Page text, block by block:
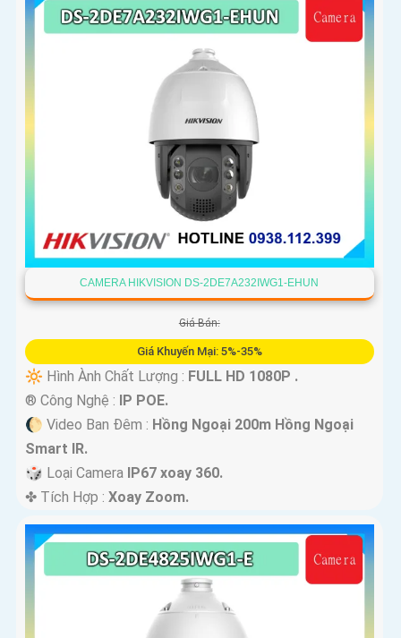
CAMERA HIKVISION DS-2DE7A232IWG1-EHUN
Giá Bán:
Giá Khuyến Mại: 5%-35%
🔆 Hình Ành Chất Lượng : FULL HD 1080P .
®️ Công Nghệ : IP POE.
🌔 Video Ban Đêm : Hồng Ngoại 200m Hồng Ngoại
Smart IR.
🎲 Loại Camera IP67 xoay 360.
️✤ Tích Hợp : Xoay Zoom.